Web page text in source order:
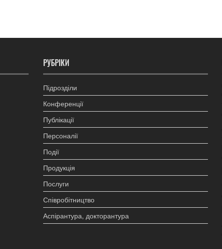
РУБРІКИ
Підрозділи
Конференції
Публікації
Персоналії
Події
Продукція
Послуги
Співробітництво
Аспірантура, докторантура